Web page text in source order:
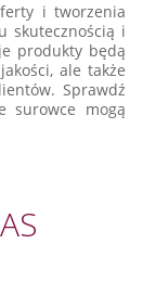
i tworzenia
skutecznością i
produkty będą
ale także
Sprawdź
surowce mogą